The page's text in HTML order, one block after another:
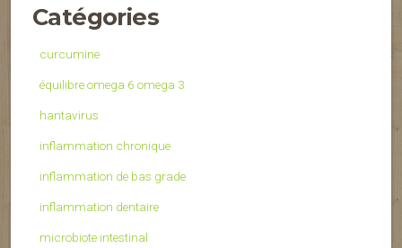
Catégories
curcumine
équilibre omega 6 omega 3
hantavirus
inflammation chronique
inflammation de bas grade
inflammation dentaire
microbiote intestinal